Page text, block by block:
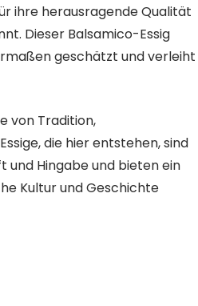
ihre herausragende Qualität
Dieser Balsamico-Essig
geschätzt und verleiht
von Tradition,
die hier entstehen, sind
und Hingabe und bieten ein
Kultur und Geschichte